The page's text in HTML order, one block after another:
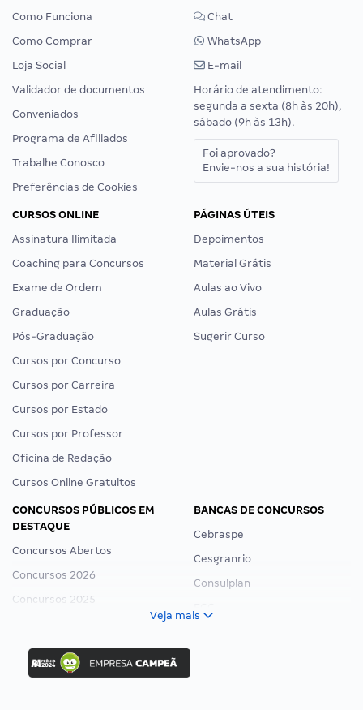
Como Funciona
Como Comprar
Loja Social
Validador de documentos
Conveniados
Programa de Afiliados
Trabalhe Conosco
Preferências de Cookies
Chat
WhatsApp
E-mail
Horário de atendimento:
segunda a sexta (8h às 20h),
sábado (9h às 13h).
Foi aprovado?
Envie-nos a sua história!
CURSOS ONLINE
Assinatura Ilimitada
Coaching para Concursos
Exame de Ordem
Graduação
Pós-Graduação
Cursos por Concurso
Cursos por Carreira
Cursos por Estado
Cursos por Professor
Oficina de Redação
Cursos Online Gratuitos
PÁGINAS ÚTEIS
Depoimentos
Material Grátis
Aulas ao Vivo
Aulas Grátis
Sugerir Curso
CONCURSOS PÚBLICOS EM
DESTAQUE
Concursos Abertos
Concursos 2026
Concursos 2025
Concurso Ibama
Concurso MPU
Editais publicados
BANCAS DE CONCURSOS
Cebraspe
Cesgranrio
Consulplan
Veja mais